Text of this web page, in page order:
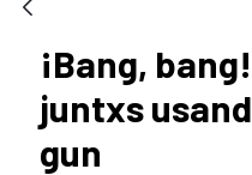
¡Bang,
juntxs
gun